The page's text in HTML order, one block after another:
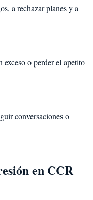
a rechazar planes y a
o perder el apetito
conversaciones o
en CCR